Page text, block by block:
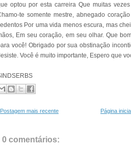
optou por esta carreira Que muitas
te somente mestre, abnegado
Por uma vida menos escura, mas
Em seu coração, em seu olhar. Que
você! Obrigado por sua obstinação
Você é muito importante, Espero que
Postagem mais recente Página
0 comentários: